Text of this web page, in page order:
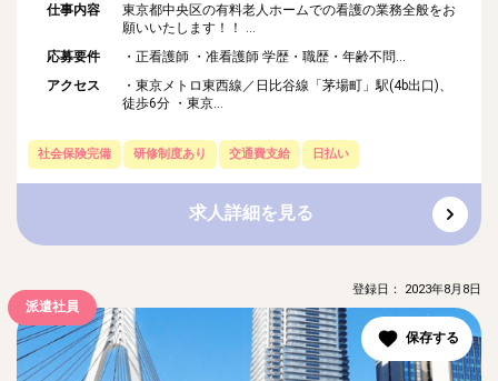
仕事内容
東京都中央区の有料老人ホームでの看護の業務全般をお
願いいたします！！ ...
応募要件
・正看護師 ・准看護師 学歴・職歴・年齢不問...
アクセス
・東京メトロ東西線／日比谷線「茅場町」駅(4b出口)、
徒歩6分 ・東京...
社会保険完備 研修制度あり 交通費支給 日払い
求人詳細を見る
派遣社員
登録日： 2023年8月8日